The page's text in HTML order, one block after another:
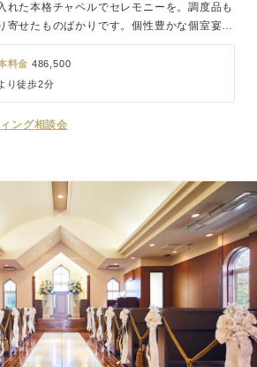
れた本格チャペルでセレモニーを。調度品も
寄せたものばかりです。個性豊かな個室宴会
少人数のご会食会場としてもおすすめです。
料金 486,500
り徒歩2分
ング相談会